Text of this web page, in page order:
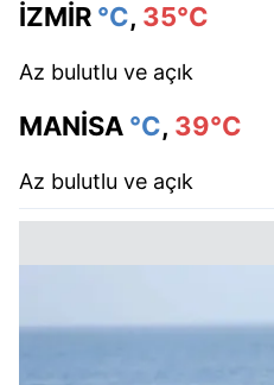
İZMİR °C, 35°C
Az bulutlu ve açık
MANİSA °C, 39°C
Az bulutlu ve açık